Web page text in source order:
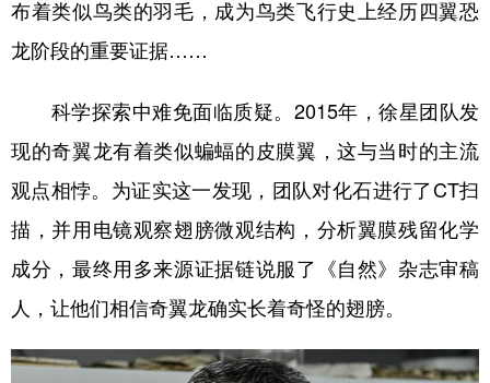
布着类似鸟类的羽毛，成为鸟类飞行史上经历四翼恐
龙阶段的重要证据……
科学探索中难免面临质疑。2015年，徐星团队发
现的奇翼龙有着类似蝙蝠的皮膜翼，这与当时的主流
观点相悖。为证实这一发现，团队对化石进行了CT扫
描，并用电镜观察翅膀微观结构，分析翼膜残留化学
成分，最终用多来源证据链说服了《自然》杂志审稿
人，让他们相信奇翼龙确实长着奇怪的翅膀。